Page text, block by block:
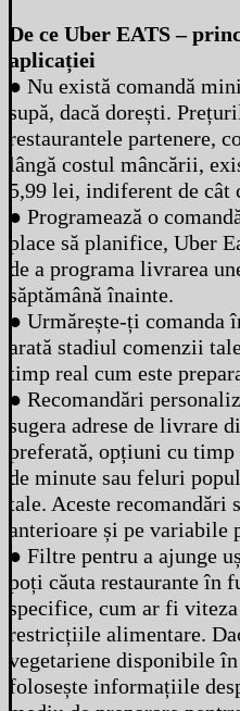
De ce Uber EATS –
aplicației
● Nu există comandă
supă, dacă dorești.
restaurantele partenere,
lângă costul mâncării,
5,99 lei, indiferent de cât
● Programează o
place să planifice, Uber
de a programa livrarea
săptămână înainte.
● Urmărește-ți comanda
arată stadiul comenzii
timp real cum este
● Recomandări
sugera adrese de livrare
preferată, opțiuni cu
de minute sau feluri
tale. Aceste recomandări
anterioare și pe
● Filtre pentru a ajunge
poți căuta restaurante în
specifice, cum ar fi
restricțiile alimentare.
vegetariene disponibile
folosește informațiile